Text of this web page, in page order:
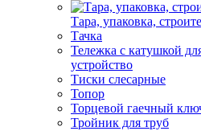
Тара, упаковка,
Тачка
Тележка с катушкой
устройство
Тиски слесарные
Топор
Торцевой гаечный
Тройник для труб